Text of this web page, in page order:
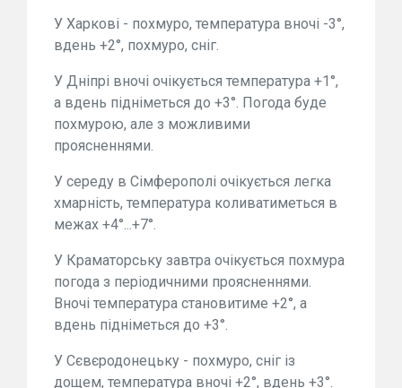
У Харкові - похмуро, температура вночі -3°,
вдень +2°, похмуро, сніг.
У Дніпрі вночі очікується температура +1°,
а вдень підніметься до +3°. Погода буде
похмурою, але з можливими
проясненнями.
У середу в Сімферополі очікується легка
хмарність, температура коливатиметься в
межах +4°...+7°.
У Краматорську завтра очікується похмура
погода з періодичними проясненнями.
Вночі температура становитиме +2°, а
вдень підніметься до +3°.
У Сєвєродонецьку - похмуро, сніг із
дощем, температура вночі +2°, вдень +3°.